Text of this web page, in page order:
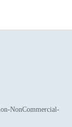
NonCommercial-